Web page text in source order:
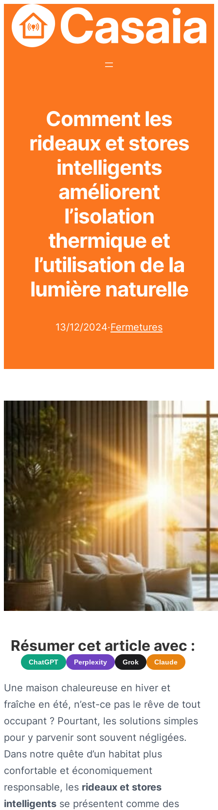
Comment les
rideaux et stores
intelligents
améliorent
l’isolation
thermique et
l’utilisation de la
lumière naturelle
13/12/2024·Fermetures
Résumer cet article avec :
ChatGPT Perplexity Grok Claude
Une maison chaleureuse en hiver et
fraîche en été, n’est-ce pas le rêve de tout
occupant ? Pourtant, les solutions simples
pour y parvenir sont souvent négligées.
Dans notre quête d’un habitat plus
confortable et économiquement
responsable, les rideaux et stores
intelligents se présentent comme des